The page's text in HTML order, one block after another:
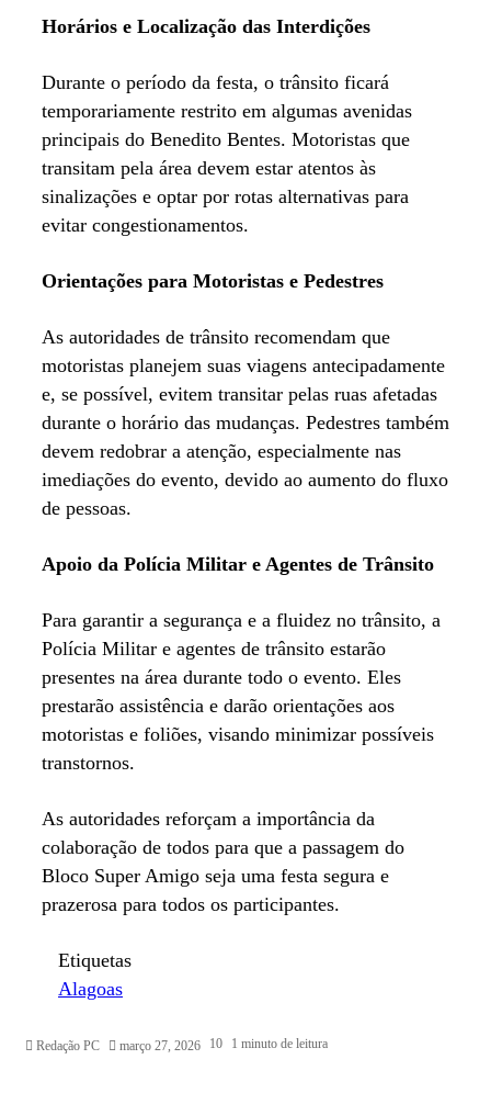
Horários e Localização das Interdições
Durante o período da festa, o trânsito ficará
temporariamente restrito em algumas avenidas
principais do Benedito Bentes. Motoristas que
transitam pela área devem estar atentos às
sinalizações e optar por rotas alternativas para
evitar congestionamentos.
Orientações para Motoristas e Pedestres
As autoridades de trânsito recomendam que
motoristas planejem suas viagens antecipadamente
e, se possível, evitem transitar pelas ruas afetadas
durante o horário das mudanças. Pedestres também
devem redobrar a atenção, especialmente nas
imediações do evento, devido ao aumento do fluxo
de pessoas.
Apoio da Polícia Militar e Agentes de Trânsito
Para garantir a segurança e a fluidez no trânsito, a
Polícia Militar e agentes de trânsito estarão
presentes na área durante todo o evento. Eles
prestarão assistência e darão orientações aos
motoristas e foliões, visando minimizar possíveis
transtornos.
As autoridades reforçam a importância da
colaboração de todos para que a passagem do
Bloco Super Amigo seja uma festa segura e
prazerosa para todos os participantes.
Etiquetas
Alagoas
Redação PC março 27, 2026 10 1 minuto de leitura